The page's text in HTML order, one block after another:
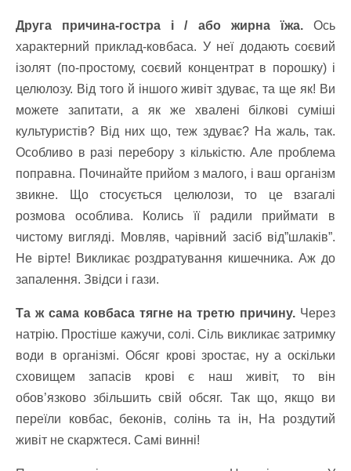
Друга причина-гостра і / або жирна їжа.Ось
характерний приклад-ковбаса. У неї додають соєвий
ізолят (по-простому, соєвий концентрат в порошку) і
целюлозу. Від того й іншого живіт здуває, та ще як! Ви
можете запитати, а як же хвалені білкові суміші
культуристів? Від них що, теж здуває? На жаль, так.
Особливо в разі перебору з кількістю. Але проблема
поправна. Починайте прийом з малого, і ваш організм
звикне. Що стосується целюлози, то це взагалі
розмова особлива. Колись її радили приймати в
чистому вигляді. Мовляв, чарівний засіб від”шлаків”.
Не вірте! Викликає роздратування кишечника. Аж до
запалення. Звідси і гази.
Та ж сама ковбаса тягне на третю причину. Через
натрію. Простіше кажучи, солі. Сіль викликає затримку
води в організмі. Обсяг крові зростає, ну а оскільки
сховищем запасів крові є наш живіт, то він
обов’язково збільшить свій обсяг. Так що, якщо ви
переїли ковбас, беконів, солінь та ін, На роздутий
живіт не скаржтеся. Самі винні!